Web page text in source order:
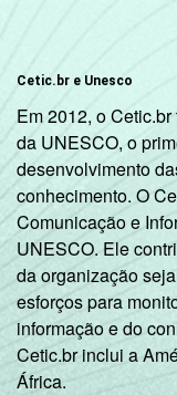
DE
1Base:
e
Fonte:
Cetic.br e Unesco
Em 2012, o
da UNESCO, o
desenvolvimento
conhecimento. O
Comunicação e
UNESCO. Ele
da organização
esforços para
informação e do
Cetic.br inclui a
África.